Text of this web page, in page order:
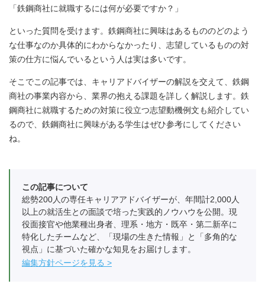
「鉄鋼商社に就職するには何が必要ですか？」
といった質問を受けます。鉄鋼商社に興味はあるもののどのよう
な仕事なのか具体的にわからなかったり、志望しているものの対
策の仕方に悩んでいるという人は実は多いです。
そこでこの記事では、キャリアドバイザーの解説を交えて、鉄鋼
商社の事業内容から、業界の抱える課題を詳しく解説します。鉄
鋼商社に就職するための対策に役立つ志望動機例文も紹介してい
るので、鉄鋼商社に興味がある学生はぜひ参考にしてください
ね。
この記事について
総勢200人の専任キャリアアドバイザーが、年間計2,000人
以上の就活生との面談で培った実践的ノウハウを公開。現
役面接官や他業種出身者、理系・地方・既卒・第二新卒に
特化したチームなど、「現場の生きた情報」と「多角的な
視点」に基づいた確かな知見をお届けします。
編集方針ページを見る